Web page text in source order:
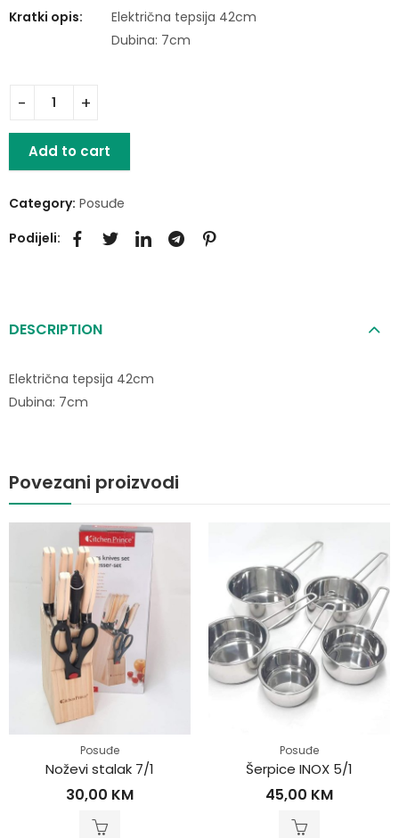
Kratki opis:
Električna tepsija 42cm
Dubina: 7cm
Add to cart
Category: Posuđe
Podijeli:
DESCRIPTION
Električna tepsija 42cm
Dubina: 7cm
Povezani proizvodi
Posuđe
Noževi stalak 7/1
30,00 KM
Posuđe
Šerpice INOX 5/1
45,00 KM